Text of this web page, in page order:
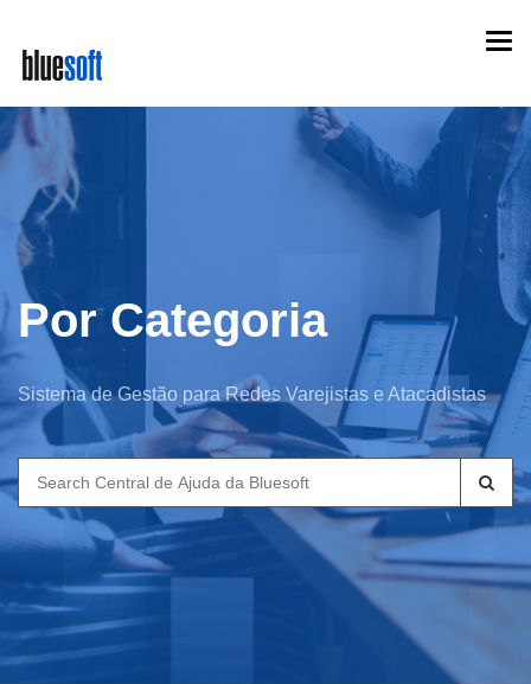
main
content
Por Categoria
Sistema de Gestão para Redes Varejistas e Atacadistas
Search
for: